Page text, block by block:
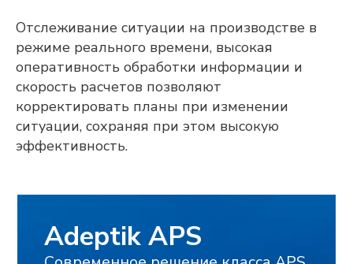
Отслеживание ситуации на производстве в
режиме реального времени, высокая
оперативность обработки информации и
скорость расчетов позволяют
корректировать планы при изменении
ситуации, сохраняя при этом высокую
эффективность.
+7 (495) 241-02-76
expert@adeptik.com